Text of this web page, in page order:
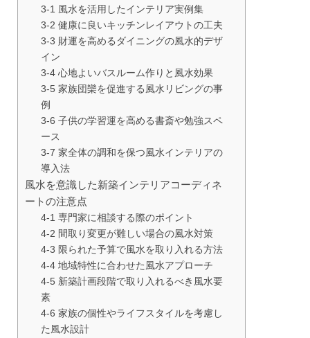
3-1 風水を活用したインテリア実例集
3-2 健康に良いキッチンレイアウトの工夫
3-3 財運を高めるダイニングの風水的デザ
イン
3-4 心地よいバスルーム作りと風水効果
3-5 家族団欒を促進する風水リビングの事
例
3-6 子供の学習運を高める書斎や勉強スペ
ース
3-7 家全体の調和を保つ風水インテリアの
導入法
風水を意識した新築インテリアコーディネ
ートの注意点
4-1 専門家に相談する際のポイント
4-2 間取り変更が難しい場合の風水対策
4-3 限られた予算で風水を取り入れる方法
4-4 地域特性に合わせた風水アプローチ
4-5 新築計画段階で取り入れるべき風水要
素
4-6 家族の個性やライフスタイルを考慮し
た風水設計